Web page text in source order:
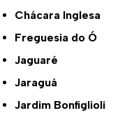
Chácara Inglesa
Freguesia do Ó
Jaguaré
Jaraguá
Jardim Bonfiglioli